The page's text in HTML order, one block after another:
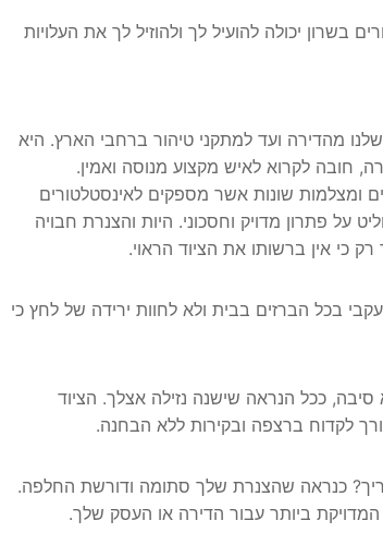
בשרון יכולה להועיל לך ולהוזיל לך את העלויות
מהדירה ועד למתקני טיהור ברחבי הארץ. היא
חובה לקרוא לאיש מקצוע מנוסה ואמין.
ומצלמות שונות אשר מספקים לאינסטלטורים
פתרון מדויק וחסכוני. היות והצנרת חבויה
כי אין ברשותו את הציוד הראוי.
בכל הברזים בבית ולא לחוות ירידה של לחץ כי
ככל הנראה שישנה נזילה אצלך. הציוד
לקדוח ברצפה ובקירות ללא הבחנה.
כנראה שהצנרת שלך סתומה ודורשת החלפה.
ביותר עבור הדירה או העסק שלך.